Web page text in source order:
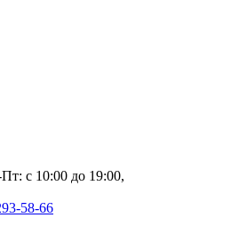
с 10:00 до 19:00,
58-66